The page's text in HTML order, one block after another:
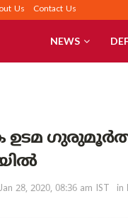
Us Contact Us
NEWS
ഉടമ
Jan 28, 2020, 08:36 am IST in